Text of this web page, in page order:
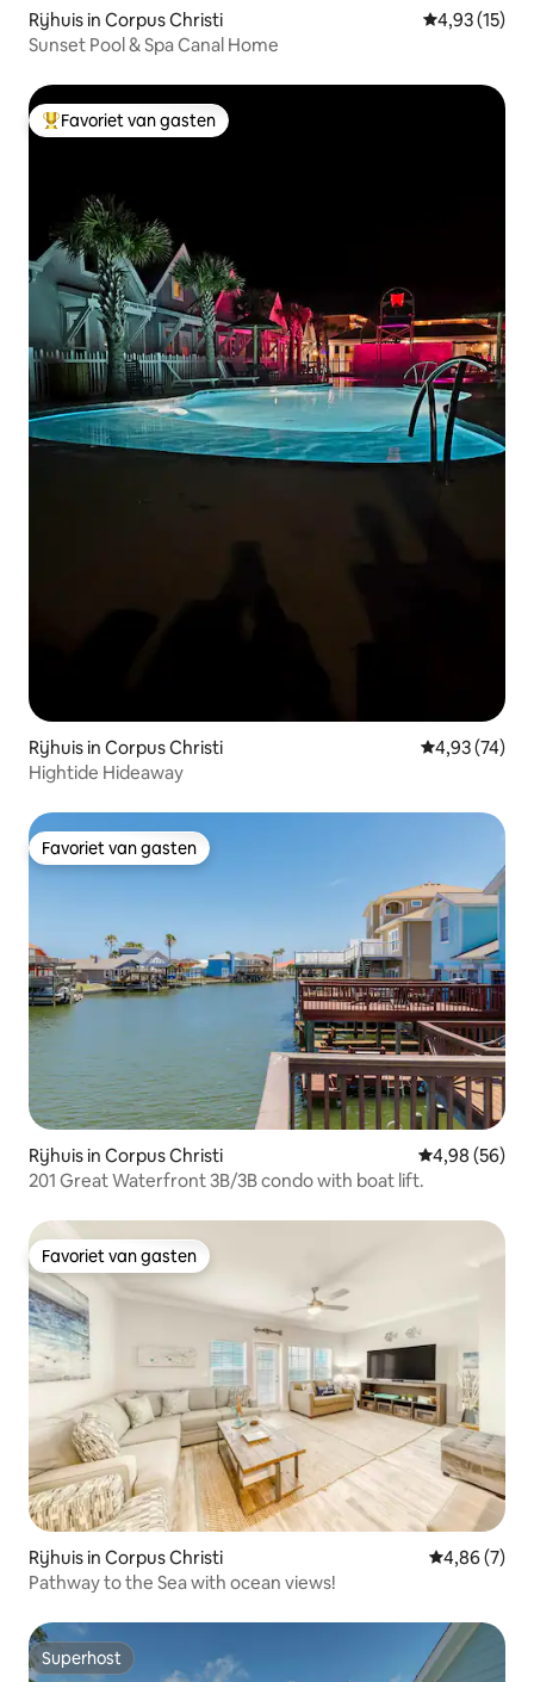
Rijhuis in Corpus Christi Gemiddelde
4,93 (15)
Sunset Pool & Spa Canal Home
Topfavoriet van gasten
Favoriet van gasten
Rijhuis in Corpus Christi Gemiddelde
4,93 (74)
Hightide Hideaway
Favoriet van gasten
Favoriet van gasten
Rijhuis in Corpus Christi Gemiddelde
4,98 (56)
201 Great Waterfront 3B/3B condo with boat lift.
Favoriet van gasten
Favoriet van gasten
Rijhuis in Corpus Christi Gemiddelde
4,86 (7)
Pathway to the Sea with ocean views!
Superhost
Superhost